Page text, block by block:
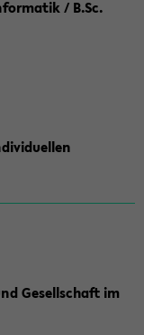
/ B.Sc.
Gesellschaft im